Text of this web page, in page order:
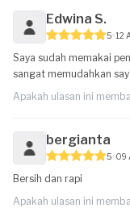
Edwina S.
5 12
Saya sudah memakai
sangat memudahkan
Apakah ulasan ini
bergianta
5 09
Bersih dan rapi
Apakah ulasan ini